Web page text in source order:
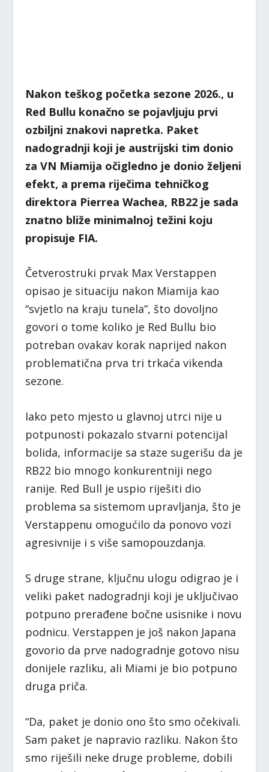
Nakon teškog početka sezone 2026., u
Red Bullu konačno se pojavljuju prvi
ozbiljni znakovi napretka. Paket
nadogradnji koji je austrijski tim donio
za VN Miamija očigledno je donio željeni
efekt, a prema riječima tehničkog
direktora Pierrea Wachea, RB22 je sada
znatno bliže minimalnoj težini koju
propisuje FIA.
Četverostruki prvak Max Verstappen
opisao je situaciju nakon Miamija kao
“svjetlo na kraju tunela”, što dovoljno
govori o tome koliko je Red Bullu bio
potreban ovakav korak naprijed nakon
problematična prva tri trkaća vikenda
sezone.
Iako peto mjesto u glavnoj utrci nije u
potpunosti pokazalo stvarni potencijal
bolida, informacije sa staze sugerišu da je
RB22 bio mnogo konkurentniji nego
ranije. Red Bull je uspio riješiti dio
problema sa sistemom upravljanja, što je
Verstappenu omogućilo da ponovo vozi
agresivnije i s više samopouzdanja.
S druge strane, ključnu ulogu odigrao je i
veliki paket nadogradnji koji je uključivao
potpuno prerađene bočne usisnike i novu
podnicu. Verstappen je još nakon Japana
govorio da prve nadogradnje gotovo nisu
donijele razliku, ali Miami je bio potpuno
druga priča.
“Da, paket je donio ono što smo očekivali.
Sam paket je napravio razliku. Nakon što
smo riješili neke druge probleme, dobili